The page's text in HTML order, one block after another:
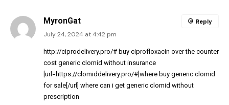
MyronGat
July 24, 2024 at 4:42 pm
http://ciprodelivery.pro/# buy ciprofloxacin over the counter
cost generic clomid without insurance
[url=https://clomiddelivery.pro/#]where buy generic clomid
for sale[/url] where can i get generic clomid without
prescription
Reply